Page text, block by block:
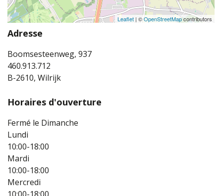
Leaflet | ©OpenStreetMapcontributors
Adresse
Boomsesteenweg, 937
460.913.712
B-2610, Wilrijk
Horaires d'ouverture
Fermé le Dimanche
Lundi
10:00-18:00
Mardi
10:00-18:00
Mercredi